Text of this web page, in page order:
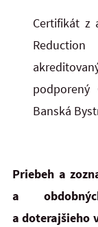
Certifikát z
podporený
Banská
Priebeh a
a
a doterajšieho